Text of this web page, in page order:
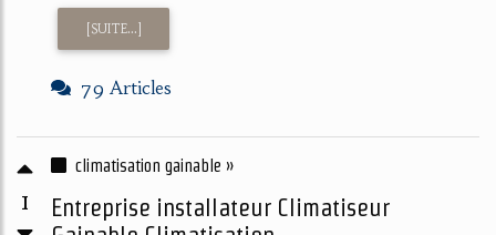
[SUITE...]
79 Articles
1
climatisation gainable »
Entreprise installateur Climatiseur